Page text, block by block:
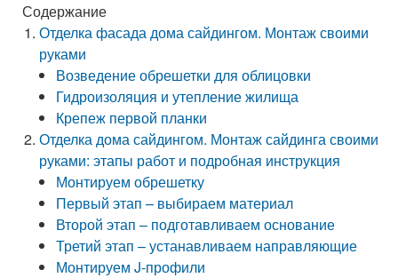
Содержание
Отделка фасада дома сайдингом. Монтаж своими
руками
Возведение обрешетки для облицовки
Гидроизоляция и утепление жилища
Крепеж первой планки
Отделка дома сайдингом. Монтаж сайдинга своими
руками: этапы работ и подробная инструкция
Монтируем обрешетку
Первый этап – выбираем материал
Второй этап – подготавливаем основание
Третий этап – устанавливаем направляющие
Монтируем J-профили